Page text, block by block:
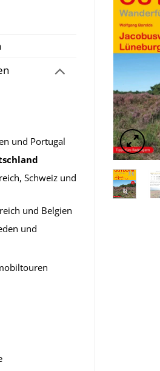
und Portugal
Schweiz und
und Belgien
und